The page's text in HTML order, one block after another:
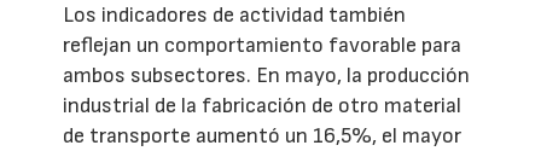
Los indicadores de actividad también
reflejan un comportamiento favorable para
ambos subsectores. En mayo, la producción
industrial de la fabricación de otro material
de transporte aumentó un 16,5%, el mayor